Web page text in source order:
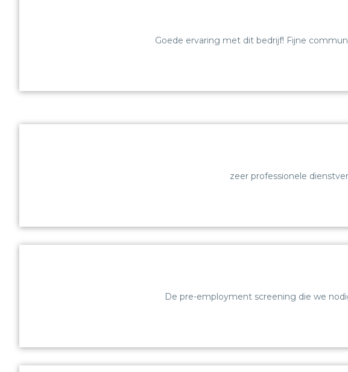
Goede ervaring met dit bedrijf! Fijne
zeer professionele
De pre-employment screening die we